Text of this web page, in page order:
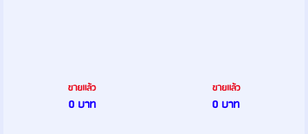
ขายเเล้ว
0 บาท
ขายเเล้ว
0 บาท